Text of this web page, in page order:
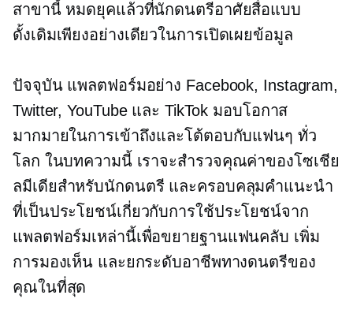
สาขานี้ หมดยุคแล้วที่นักดนตรีอาศัยสื่อแบบ
ดั้งเดิมเพียงอย่างเดียวในการเปิดเผยข้อมูล
ปัจจุบัน แพลตฟอร์มอย่าง Facebook, Instagram,
Twitter, YouTube และ TikTok มอบโอกาส
มากมายในการเข้าถึงและโต้ตอบกับแฟนๆ ทั่ว
โลก ในบทความนี้ เราจะสำรวจคุณค่าของโซเชีย
ลมีเดียสำหรับนักดนตรี และครอบคลุมคำแนะนำ
ที่เป็นประโยชน์เกี่ยวกับการใช้ประโยชน์จาก
แพลตฟอร์มเหล่านี้เพื่อขยายฐานแฟนคลับ เพิ่ม
การมองเห็น และยกระดับอาชีพทางดนตรีของ
คุณในที่สุด